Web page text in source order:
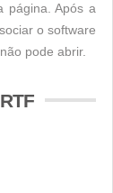
página. Após a
o software
pode abrir.